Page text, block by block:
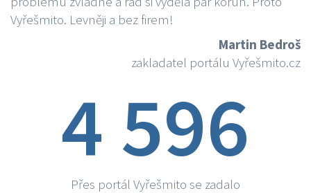
Vyřešmito. Levněji a bez firem!
Martin Bedroš
zakladatel portálu Vyřešmito.cz
4 596
Přes portál Vyřešmito se zadalo